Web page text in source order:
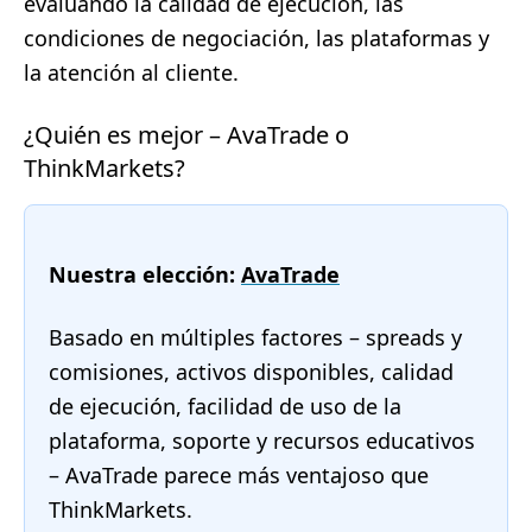
condiciones de negociación, las plataformas y
la atención al cliente.
¿Quién es mejor – AvaTrade o
ThinkMarkets?
Nuestra elección: AvaTrade
Basado en múltiples factores – spreads y
comisiones, activos disponibles, calidad
de ejecución, facilidad de uso de la
plataforma, soporte y recursos educativos
– AvaTrade parece más ventajoso que
ThinkMarkets.